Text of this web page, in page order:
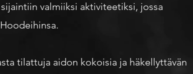
valmiiksi aktiviteetiksi, jossa
tilattuja aidon kokoisia ja häkellyttävän